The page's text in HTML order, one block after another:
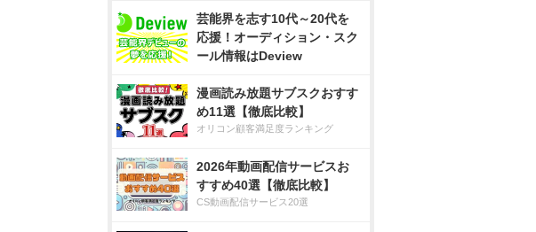
芸能界を志す10代～20代を
応援！オーディション・スク
ール情報はDeview
漫画読み放題サブスクおすす
め11選【徹底比較】
オリコン顧客満足度ランキング
2026年動画配信サービスお
すすめ40選【徹底比較】
CS動画配信サービス20選